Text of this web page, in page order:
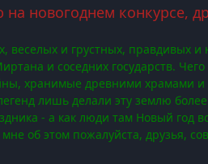
на новогоднем конкурсе,
и грустных, правдивых и
и соседних государств.
хранимые древними храмами и
лишь делали эту землю
- а как люди там Новый год
об этом пожалуйста, друзья,